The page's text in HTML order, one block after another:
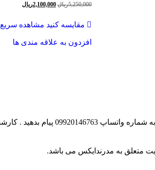
5,250,000ریال قیمت
بود.
2,100,000ریال
است.
مقایسه کنید مشاهده سریع
افزدون به علاقه مندی ها
اسرع وقت با شما تماس خواهند گرفت.باتشکر
متعلق به مدرندایکس می باشد.